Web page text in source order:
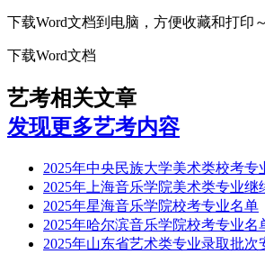
下载Word文档到电脑，方便收藏和打印～
下载Word文档
艺考相关文章
发现更多艺考内容
2025年中央民族大学美术类校考专
2025年上海音乐学院美术类专业继
2025年星海音乐学院校考专业名单
2025年哈尔滨音乐学院校考专业名
2025年山东省艺术类专业录取批次